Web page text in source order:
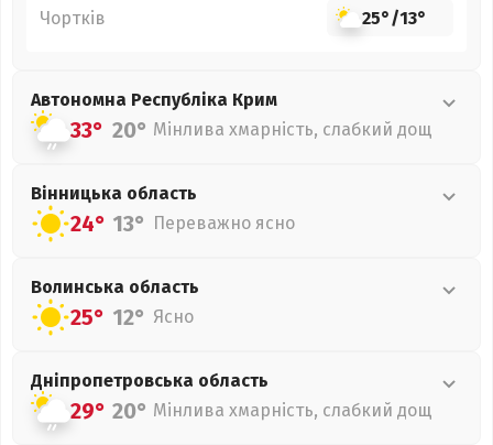
Чортків 25°/13°
Автономна Республіка Крим
33° 20° Мінлива хмарність, слабкий дощ
Вінницька область
24° 13° Переважно ясно
Волинська область
25° 12° Ясно
Дніпропетровська область
29° 20° Мінлива хмарність, слабкий дощ